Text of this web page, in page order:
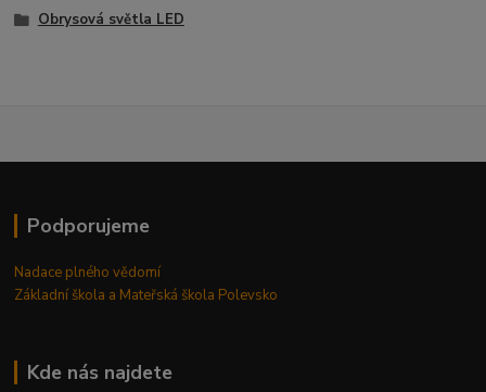
Obrysová světla LED
Podporujeme
Nadace plného vědomí
Základní škola a Mateřská škola Polevsko
Kde nás najdete